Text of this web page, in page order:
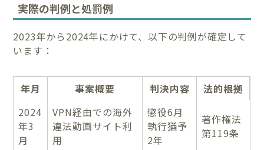
実際の判例と処罰例
2023年から2024年にかけて、以下の判例が確定して
います：
年月 事案概要 判決内容
法的根拠
2024
年3
月
VPN経由での海外
違法動画サイト利
用
懲役6月
執行猶予
2年
著作権法
第119条